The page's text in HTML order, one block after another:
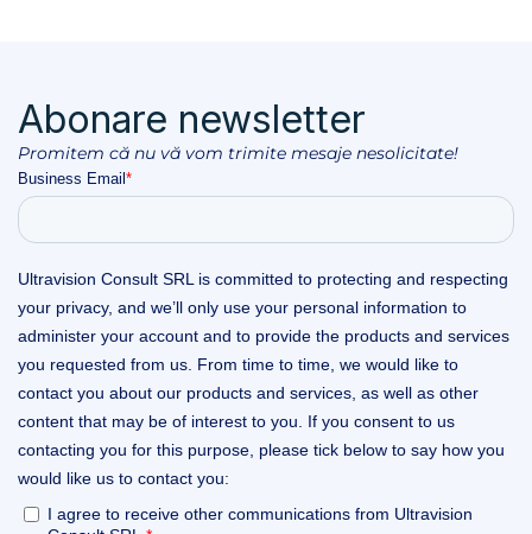
Abonare newsletter
Promitem că nu vă vom trimite mesaje nesolicitate!